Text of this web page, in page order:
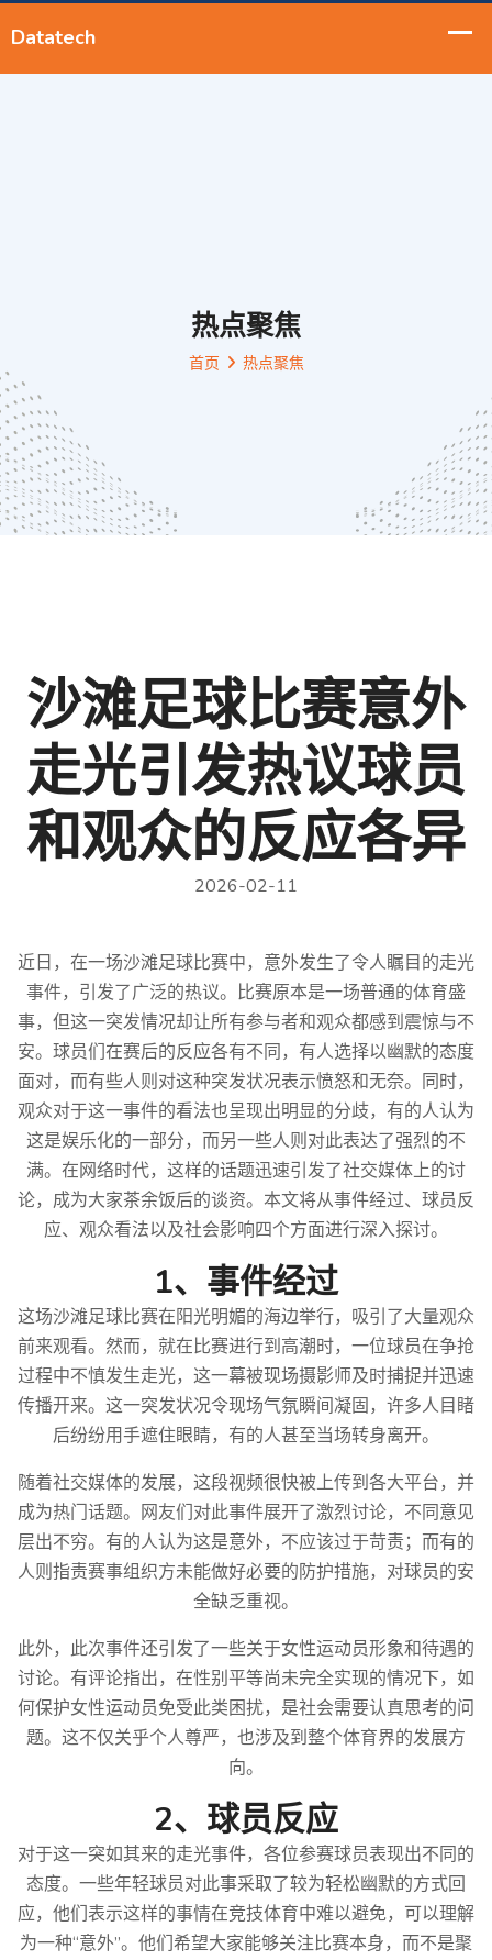
热点聚焦
首页 热点聚焦
沙滩足球比赛意外
走光引发热议球员
和观众的反应各异
2026-02-11
近日，在一场沙滩足球比赛中，意外发生了令人瞩目的走光
事件，引发了广泛的热议。比赛原本是一场普通的体育盛
事，但这一突发情况却让所有参与者和观众都感到震惊与不
安。球员们在赛后的反应各有不同，有人选择以幽默的态度
面对，而有些人则对这种突发状况表示愤怒和无奈。同时，
观众对于这一事件的看法也呈现出明显的分歧，有的人认为
这是娱乐化的一部分，而另一些人则对此表达了强烈的不
满。在网络时代，这样的话题迅速引发了社交媒体上的讨
论，成为大家茶余饭后的谈资。本文将从事件经过、球员反
应、观众看法以及社会影响四个方面进行深入探讨。
1、事件经过
这场沙滩足球比赛在阳光明媚的海边举行，吸引了大量观众
前来观看。然而，就在比赛进行到高潮时，一位球员在争抢
过程中不慎发生走光，这一幕被现场摄影师及时捕捉并迅速
传播开来。这一突发状况令现场气氛瞬间凝固，许多人目睹
后纷纷用手遮住眼睛，有的人甚至当场转身离开。
随着社交媒体的发展，这段视频很快被上传到各大平台，并
成为热门话题。网友们对此事件展开了激烈讨论，不同意见
层出不穷。有的人认为这是意外，不应该过于苛责；而有的
人则指责赛事组织方未能做好必要的防护措施，对球员的安
全缺乏重视。
此外，此次事件还引发了一些关于女性运动员形象和待遇的
讨论。有评论指出，在性别平等尚未完全实现的情况下，如
何保护女性运动员免受此类困扰，是社会需要认真思考的问
题。这不仅关乎个人尊严，也涉及到整个体育界的发展方
向。
2、球员反应
对于这一突如其来的走光事件，各位参赛球员表现出不同的
态度。一些年轻球员对此事采取了较为轻松幽默的方式回
应，他们表示这样的事情在竞技体育中难以避免，可以理解
为一种“意外”。他们希望大家能够关注比赛本身，而不是聚